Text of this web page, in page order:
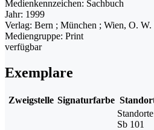
Medienkennzeichen: Sachbuch
Jahr: 1999
Verlag: Bern ; München ; Wien, O. W.
Mediengruppe: Print
verfügbar
Exemplare
Zweigstelle Signaturfarbe
Sb 101